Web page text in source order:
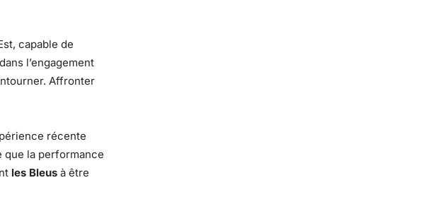
capable de
l’engagement
Affronter
récente
que la performance
les Bleus à être